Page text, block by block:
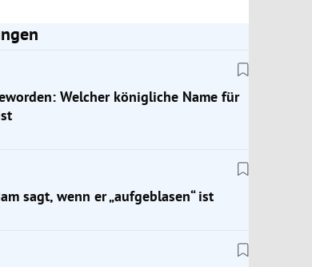
Welcher königliche Name für
sagt, wenn er „aufgeblasen“ ist